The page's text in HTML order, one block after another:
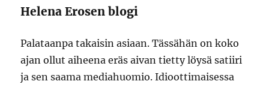
Helena Erosen blogi
Palataanpa takaisin asiaan. Tässähän on koko
ajan ollut aiheena eräs aivan tietty löysä satiiri
ja sen saama mediahuomio. Idioottimaisessa